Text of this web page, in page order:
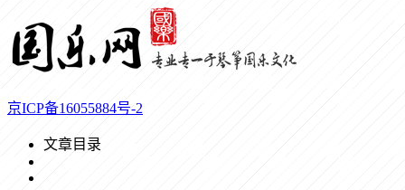
京ICP备16055884号-2
文章目录